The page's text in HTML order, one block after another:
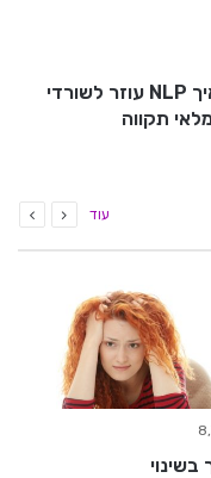
מטראומה לתקווה: איך NLP עוזר לשורדי
תקווה
עוד
בשינוי